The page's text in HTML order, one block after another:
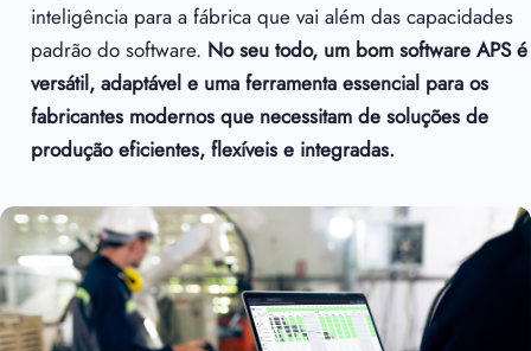
inteligência para a fábrica que vai além das capacidades
padrão do software. No seu todo, um bom software APS é
versátil, adaptável e uma ferramenta essencial para os
fabricantes modernos que necessitam de soluções de
produção eficientes, flexíveis e integradas.